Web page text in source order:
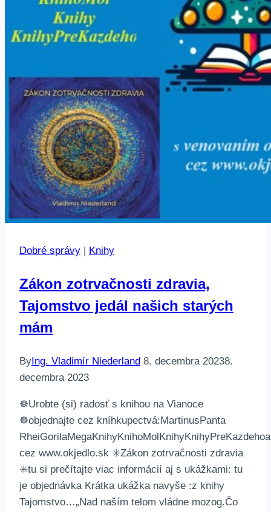
Dobré správy Knihy
Zákon zotrvačnosti zdravia,
Tajomstvo jedál našich starých
mám
By Ing. Vladimír Niederland 8. decembra 20238.
decembra 2023
☸️Urobte (si) radosť s knihou na Vianoce
☸️objednajte cez kníhkupectvá:MartinusPanta
cez www.okjedlo.sk ✳️Zákon zotrvačnosti zdravia
✳️tu si prečítajte viac informácií aj s ukážkami: tu
je objednávka Krátka ukážka navyše :z knihy
Tajomstvo…„Nad naším telom vládne mozog.Čo